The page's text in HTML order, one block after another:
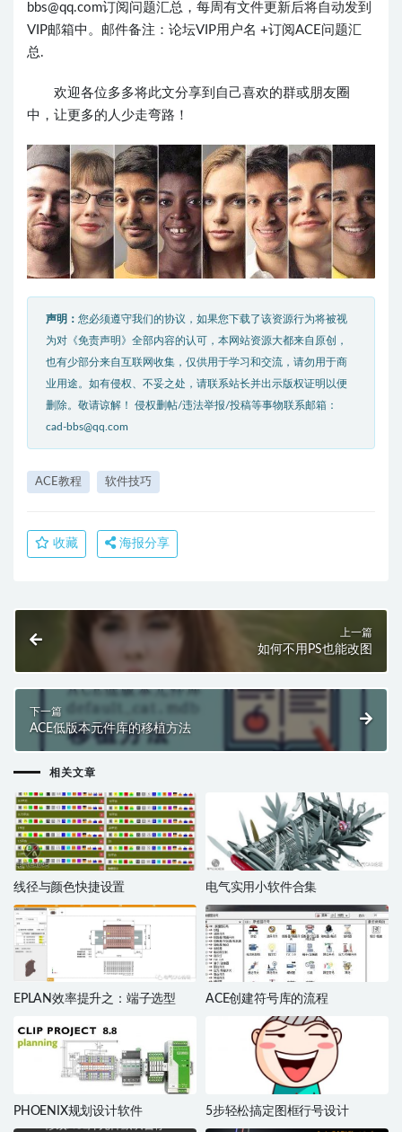
bbs@qq.com订阅问题汇总，每周有文件更新后将自动发到
VIP邮箱中。邮件备注：论坛VIP用户名 +订阅ACE问题汇
总.
欢迎各位多多将此文分享到自己喜欢的群或朋友圈
中，让更多的人少走弯路！
声明： 您必须遵守我们的协议，如果您下载了该资源行为将被视
为对《免责声明》全部内容的认可，本网站资源大都来自原创，
也有少部分来自互联网收集，仅供用于学习和交流，请勿用于商
业用途。如有侵权、不妥之处，请联系站长并出示版权证明以便
删除。敬请谅解！ 侵权删帖/违法举报/投稿等事物联系邮箱：
cad-bbs@qq.com
ACE教程 软件技巧
收藏 海报分享
上一篇
如何不用PS也能改图
下一篇
ACE低版本元件库的移植方法
相关文章
线径与颜色快捷设置 电气实用小软件合集
EPLAN效率提升之：端子选型 ACE创建符号库的流程
PHOENIX规划设计软件 5步轻松搞定图框行号设计